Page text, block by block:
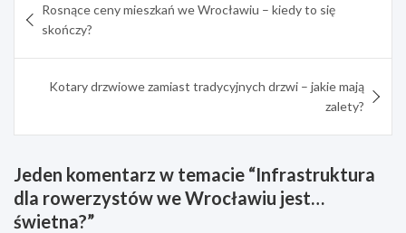
wpisu
Rosnące ceny mieszkań we Wrocławiu – kiedy to się
skończy?
Kotary drzwiowe zamiast tradycyjnych drzwi – jakie mają
zalety?
Jeden komentarz w temacie “Infrastruktura
dla rowerzystów we Wrocławiu jest…
świetna?”